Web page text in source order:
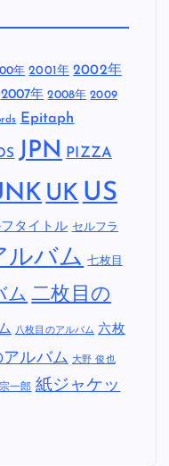
年 2001年 2002年
2007年 2008年 2009
Epitaph
JPN PIZZA
UK US
タイトル セルフラ
ルバム 七枚目
ム 二枚目の
八枚目のアルバム 六枚
アルバム 大野 俊也
一郎 紙ジャケッ